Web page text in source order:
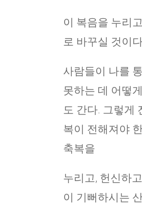
이 복음을 누리
로 바꾸실 것이
사람들이 나를
못하는 데 어떻
도 간다. 그렇게
복이 전해져야
축복을
누리고, 헌신하
이 기뻐하시는